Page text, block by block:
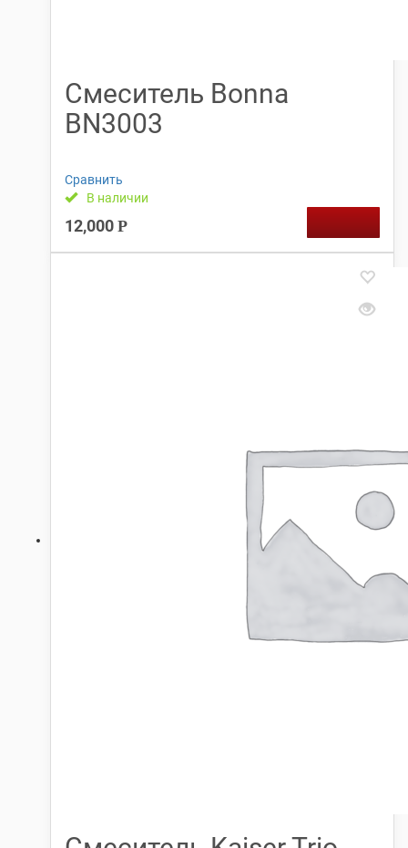
Смеситель Bonna
BN3003
Сравнить
В наличии
12,000 Р